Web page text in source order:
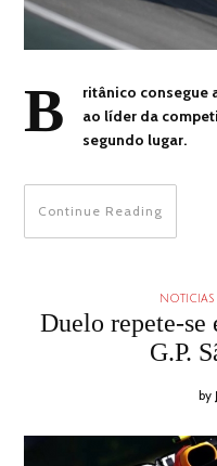
B
ritânico consegue
ao líder da
segundo lugar.
Continue Reading
NOTICIAS
Duelo repete-se
G.P.
by